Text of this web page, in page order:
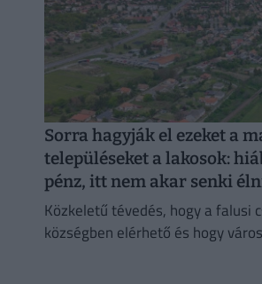
Sorra hagyják el ezeket a
településeket a lakosok:
pénz, itt nem akar senki
Közkeletű tévedés, hogy a falusi
községben elérhető és hogy